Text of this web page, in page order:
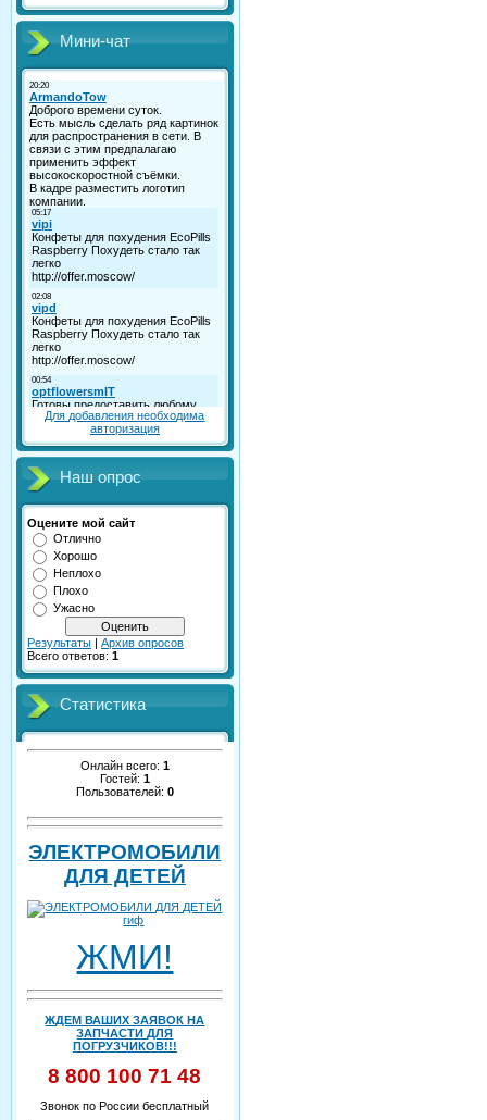
Мини-чат
Для добавления необходима
авторизация
Наш опрос
Оцените мой сайт
Отлично
Хорошо
Неплохо
Плохо
Ужасно
Результаты | Архив опросов
Всего ответов: 1
Статистика
Онлайн всего: 1
Гостей: 1
Пользователей: 0
ЭЛЕКТРОМОБИЛИ
ДЛЯ ДЕТЕЙ
ЖМИ!
ЖДЕМ ВАШИХ ЗАЯВОК НА
ЗАПЧАСТИ ДЛЯ
ПОГРУЗЧИКОВ!!!
8 800 100 71 48
Звонок по России бесплатный